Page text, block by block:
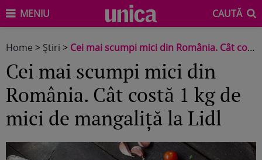
MENIU CAUTĂ
Home > Știri > Cei mai scumpi mici din România. Cât costă 1 kg de mici de mangaliță la Lidl
Cei mai scumpi mici din
România. Cât costă 1 kg de
mici de mangaliță la Lidl